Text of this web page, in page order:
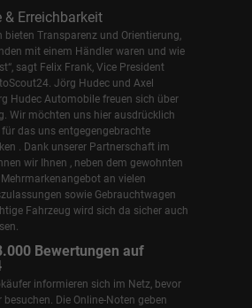
& Erreichbarkeit
bieten Transparenz und Orientierung,
mit einem Händler waren und wie
sagt Felix Frank, Vice President
Jörg Hudec und Axel
Hudec Automobile freuen sich über
Wir möchten uns hier ausdrücklich
das uns entgegengebrachte
. Dank unserer Partnerschaft im
wir Ihnen , neben dem gewohnten
an vielen
sowie Gebrauchtwagen
Fahrzeug wird sich da sicher auch
Bewertungen auf
informieren sich im Netz, bevor
besuchen. Die Online-Noten geben